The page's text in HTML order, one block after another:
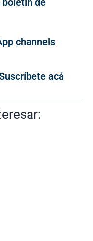
boletín de
channels
acá